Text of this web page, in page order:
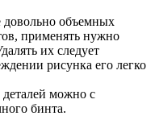
довольно объемных
применять нужно
их следует
рисунка его легко
можно с
бинта.